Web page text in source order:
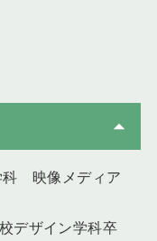
科 映像メディア
デザイン学科卒